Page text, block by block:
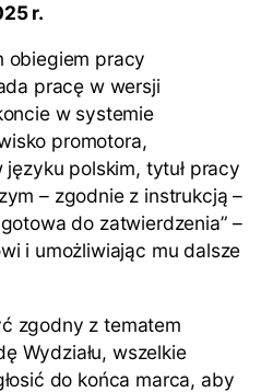
r.
obiegiem pracy
pracę w wersji
w systemie
promotora,
polskim, tytuł pracy
– zgodnie z instrukcją –
do zatwierdzenia” –
i umożliwiając mu dalsze
zgodny z tematem
Wydziału, wszelkie
do końca marca, aby